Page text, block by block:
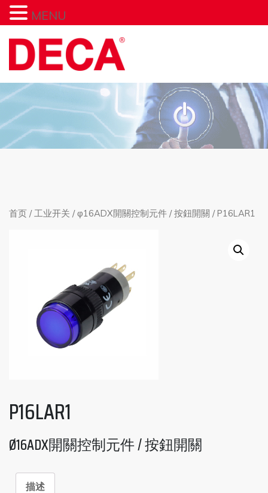
首页 /工业开关 /φ16ADX開關控制元件 /按鈕開關 / P16LAR1
P16LAR1
Ø16ADX開關控制元件 / 按鈕開關
描述
MENU